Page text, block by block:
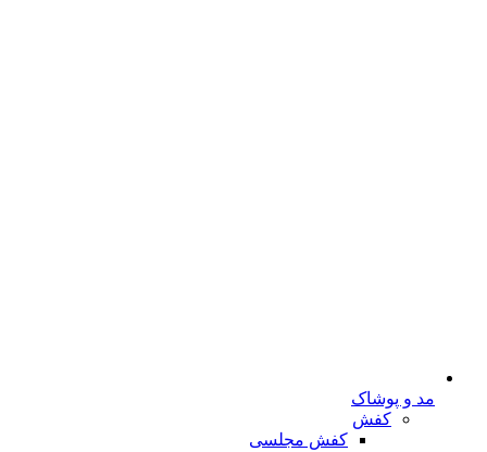
مد و پوشاک
کفش
کفش مجلسی